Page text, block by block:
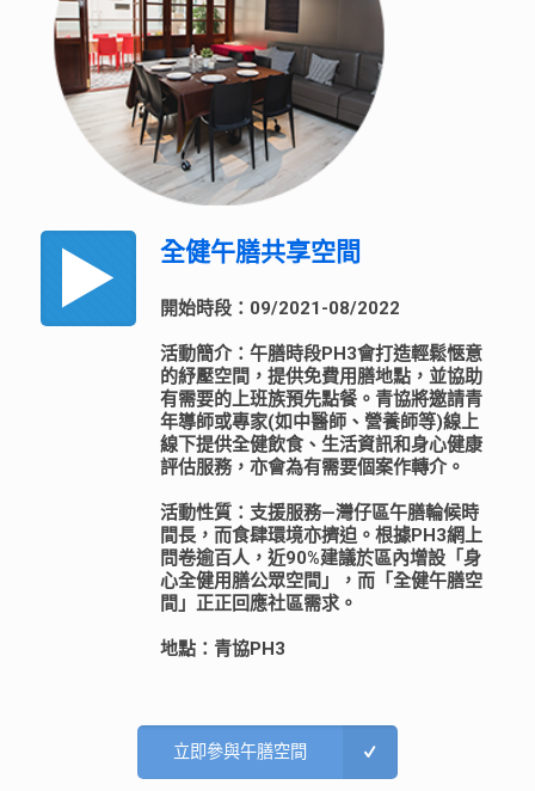
全健午膳共享空間
開始時段：09/2021-08/2022
活動簡介：午膳時段PH3會打造輕鬆愜意
的紓壓空間，提供免費用膳地點，並協助
有需要的上班族預先點餐。青協將邀請青
年導師或專家(如中醫師、營養師等)線上
線下提供全健飲食、生活資訊和身心健康
評估服務，亦會為有需要個案作轉介。
活動性質：支援服務—灣仔區午膳輪候時
間長，而食肆環境亦擠迫。根據PH3網上
問卷逾百人，近90%建議於區內增設「身
心全健用膳公眾空間」，而「全健午膳空
間」正正回應社區需求。
地點：青協PH3
立即參與午膳空間